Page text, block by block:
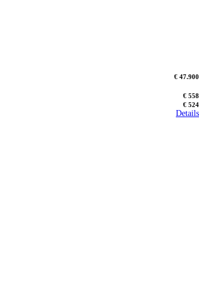
€ 47.900
€ 558
€ 524
Details